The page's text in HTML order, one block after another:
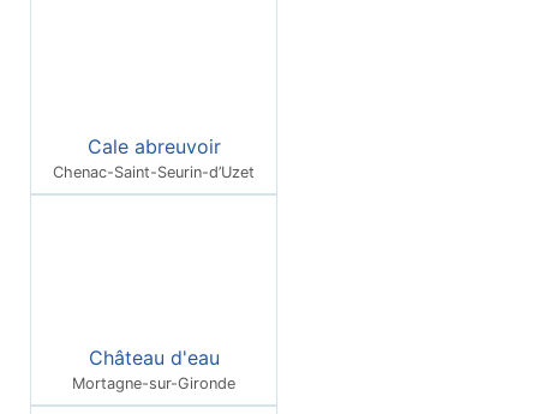
Cale abreuvoir
Chenac-Saint-Seurin-d’Uzet
Château d'eau
Mortagne-sur-Gironde